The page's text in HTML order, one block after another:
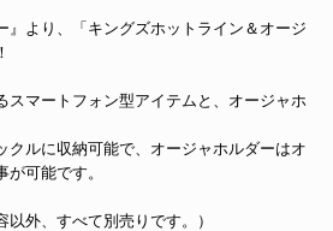
』より、「キングズホットライン＆オージ
スマートフォン型アイテムと、オージャホ
クルに収納可能で、オージャホルダーはオ
可能です。
以外、すべて別売りです。）